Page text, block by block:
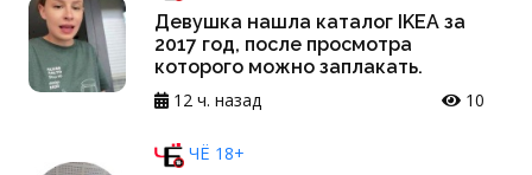
Девушка нашла каталог IKEA за
2017 год, после просмотра
которого можно заплакать.
12 ч. назад
10
ЧЁ 18+